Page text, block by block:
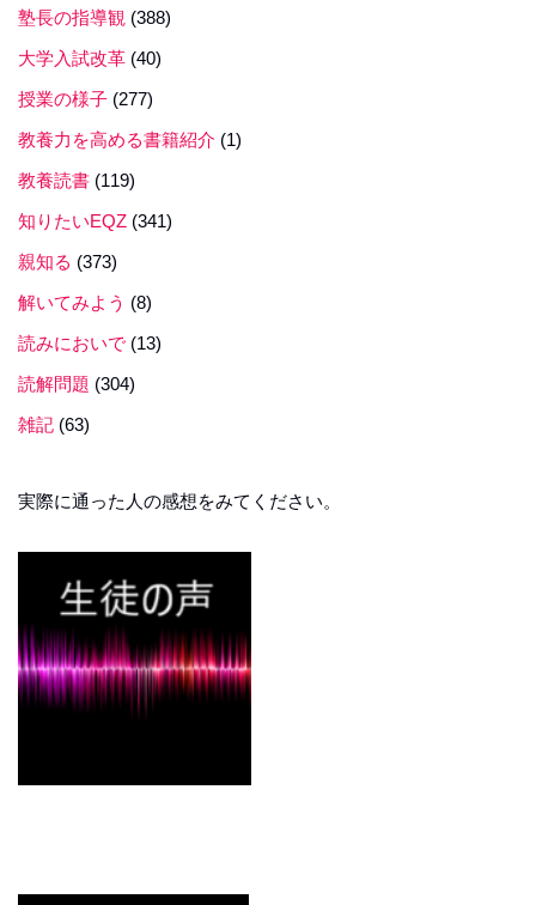
塾長の指導観 (388)
大学入試改革 (40)
授業の様子 (277)
教養力を高める書籍紹介 (1)
教養読書 (119)
知りたいEQZ (341)
親知る (373)
解いてみよう (8)
読みにおいで (13)
読解問題 (304)
雑記 (63)
実際に通った人の感想をみてください。